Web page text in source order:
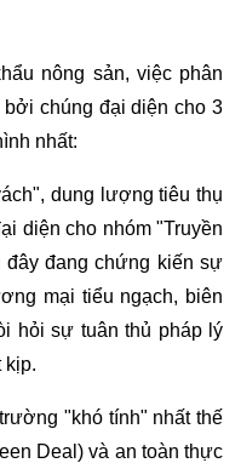
nông sản, việc phân
chúng đại diện cho 3
nhất:
dung lượng tiêu thụ
diện cho nhóm "Truyền
đang chứng kiến sự
mại tiểu ngạch, biên
hỏi sự tuân thủ pháp lý
kịp.
"khó tính" nhất thế
Deal) và an toàn thực